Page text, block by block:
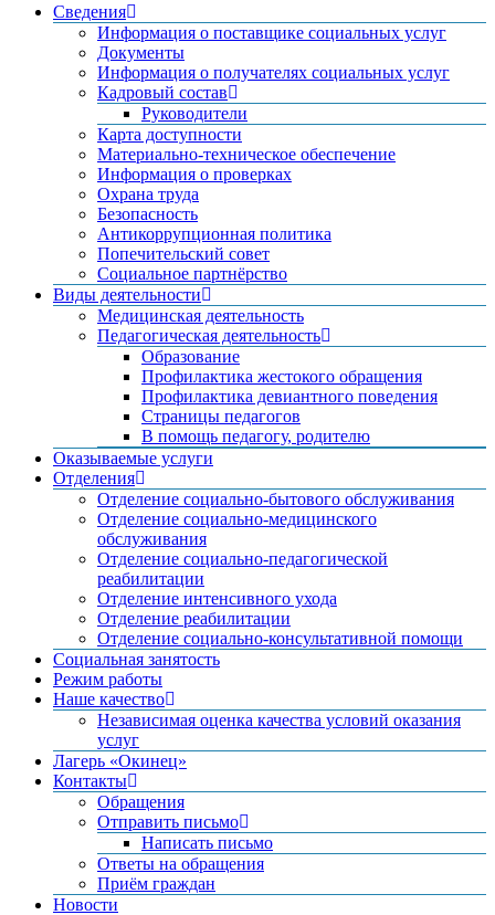
Сведения
Информация о поставщике социальных услуг
Документы
Информация о получателях социальных услуг
Кадровый состав
Руководители
Карта доступности
Материально-техническое обеспечение
Информация о проверках
Охрана труда
Безопасность
Антикоррупционная политика
Попечительский совет
Социальное партнёрство
Виды деятельности
Медицинская деятельность
Педагогическая деятельность
Образование
Профилактика жестокого обращения
Профилактика девиантного поведения
Страницы педагогов
В помощь педагогу, родителю
Оказываемые услуги
Отделения
Отделение социально-бытового обслуживания
Отделение социально-медицинского
обслуживания
Отделение социально-педагогической
реабилитации
Отделение интенсивного ухода
Отделение реабилитации
Отделение социально-консультативной помощи
Социальная занятость
Режим работы
Наше качество
Независимая оценка качества условий оказания
услуг
Лагерь «Окинец»
Контакты
Обращения
Отправить письмо
Написать письмо
Ответы на обращения
Приём граждан
Новости